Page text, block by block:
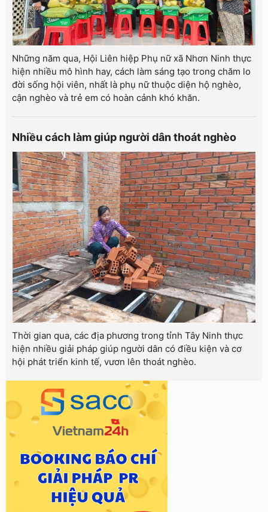
Những năm qua, Hội Liên hiệp Phụ nữ xã Nhơn Ninh thực
hiện nhiều mô hình hay, cách làm sáng tạo trong chăm lo
đời sống hội viên, nhất là phụ nữ thuộc diện hộ nghèo,
cận nghèo và trẻ em có hoàn cảnh khó khăn.
Nhiều cách làm giúp người dân thoát nghèo
Thời gian qua, các địa phương trong tỉnh Tây Ninh thực
hiện nhiều giải pháp giúp người dân có điều kiện và cơ
hội phát triển kinh tế, vươn lên thoát nghèo.